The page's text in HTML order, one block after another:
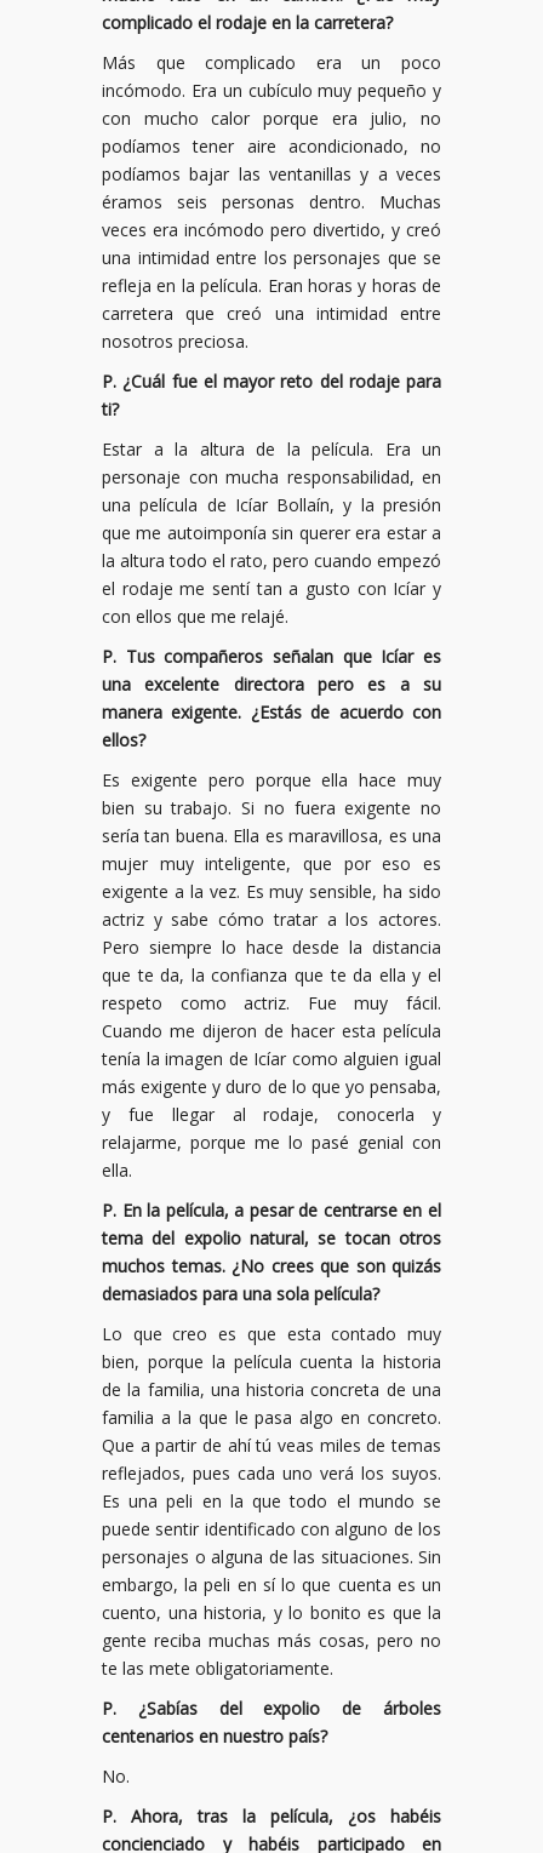
complicado el rodaje en la carretera?
Más que complicado era un poco
incómodo. Era un cubículo muy pequeño y
con mucho calor porque era julio, no
podíamos tener aire acondicionado, no
podíamos bajar las ventanillas y a veces
éramos seis personas dentro. Muchas
veces era incómodo pero divertido, y creó
una intimidad entre los personajes que se
refleja en la película. Eran horas y horas de
carretera que creó una intimidad entre
nosotros preciosa.
P. ¿Cuál fue el mayor reto del rodaje para
ti?
Estar a la altura de la película. Era un
personaje con mucha responsabilidad, en
una película de Icíar Bollaín, y la presión
que me autoimponía sin querer era estar a
la altura todo el rato, pero cuando empezó
el rodaje me sentí tan a gusto con Icíar y
con ellos que me relajé.
P. Tus compañeros señalan que Icíar es
una excelente directora pero es a su
manera exigente. ¿Estás de acuerdo con
ellos?
Es exigente pero porque ella hace muy
bien su trabajo. Si no fuera exigente no
sería tan buena. Ella es maravillosa, es una
mujer muy inteligente, que por eso es
exigente a la vez. Es muy sensible, ha sido
actriz y sabe cómo tratar a los actores.
Pero siempre lo hace desde la distancia
que te da, la confianza que te da ella y el
respeto como actriz. Fue muy fácil.
Cuando me dijeron de hacer esta película
tenía la imagen de Icíar como alguien igual
más exigente y duro de lo que yo pensaba,
y fue llegar al rodaje, conocerla y
relajarme, porque me lo pasé genial con
ella.
P. En la película, a pesar de centrarse en el
tema del expolio natural, se tocan otros
muchos temas. ¿No crees que son quizás
demasiados para una sola película?
Lo que creo es que esta contado muy
bien, porque la película cuenta la historia
de la familia, una historia concreta de una
familia a la que le pasa algo en concreto.
Que a partir de ahí tú veas miles de temas
reflejados, pues cada uno verá los suyos.
Es una peli en la que todo el mundo se
puede sentir identificado con alguno de los
personajes o alguna de las situaciones. Sin
embargo, la peli en sí lo que cuenta es un
cuento, una historia, y lo bonito es que la
gente reciba muchas más cosas, pero no
te las mete obligatoriamente.
P. ¿Sabías del expolio de árboles
centenarios en nuestro país?
No.
P. Ahora, tras la película, ¿os habéis
concienciado y habéis participado en